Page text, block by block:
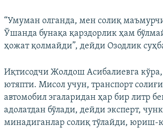
“Умуман олганда, мен солиқ
Ўшанда бунақа қарздорлик ҳам
ҳожат қолмайди”, дейди Озодлик
Иқтисодчи Жолдош Асибалиевга
ютяпти. Мисол учун, транспорт
автомобил эгаларидан ҳар бир литр
адолатдан бўлади, дейди эксперт,
минадиганлар солиқ тўлайди, юриш-